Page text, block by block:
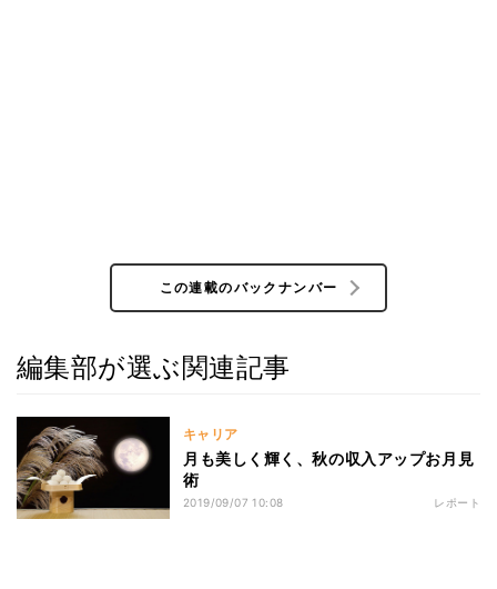
この連載のバックナンバー
編集部が選ぶ関連記事
キャリア
月も美しく輝く、秋の収入アップお月見
術
2019/09/07 10:08 レポート